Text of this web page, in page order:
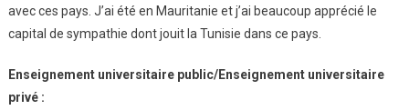
avec ces pays. J’ai été en Mauritanie et j’ai beaucoup apprécié le
capital de sympathie dont jouit la Tunisie dans ce pays.
Enseignement universitaire public/Enseignement universitaire
privé :